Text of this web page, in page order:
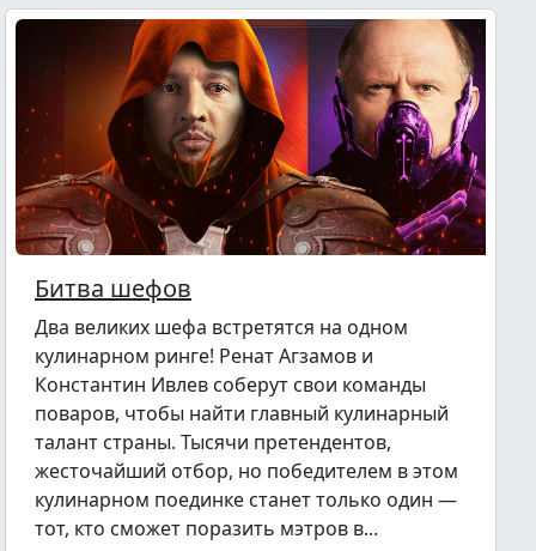
Битва шефов
Два великих шефа встретятся на одном
кулинарном ринге! Ренат Агзамов и
Константин Ивлев соберут свои команды
поваров, чтобы найти главный кулинарный
талант страны. Тысячи претендентов,
жесточайший отбор, но победителем в этом
кулинарном поединке станет только один —
тот, кто сможет поразить мэтров в...